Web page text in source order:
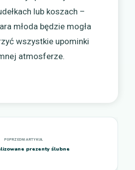
lub koszach –
młoda będzie mogła
wszystkie upominki
atmosferze.
prezenty ślubne